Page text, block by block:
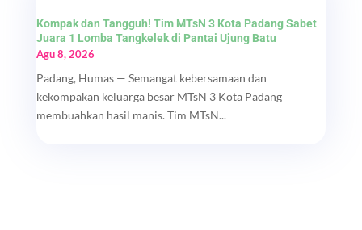
Kompak dan Tangguh! Tim MTsN 3 Kota Padang Sabet
Juara 1 Lomba Tangkelek di Pantai Ujung Batu
Agu 8, 2026
Padang, Humas — Semangat kebersamaan dan
kekompakan keluarga besar MTsN 3 Kota Padang
membuahkan hasil manis. Tim MTsN...